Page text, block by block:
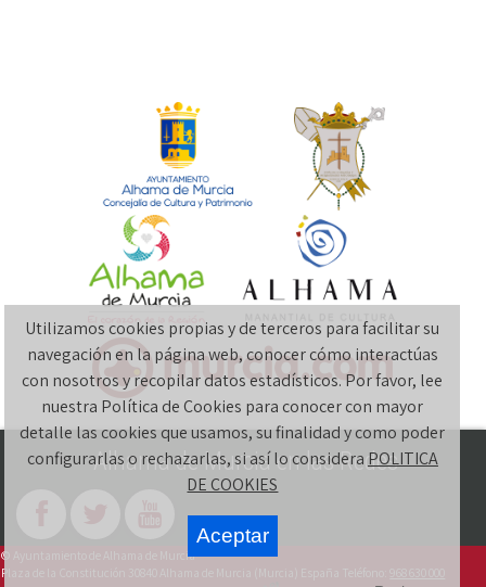
Alhama de Murcia en las Redes
©
Ayuntamiento de Alhama de Murcia
Plaza de la Constitución
Utilizamos cookies propias y de terceros para facilitar su
navegación en la página web, conocer cómo interactúas
con nosotros y recopilar datos estadísticos. Por favor, lee
nuestra Política de Cookies para conocer con mayor
detalle las cookies que usamos, su finalidad y como poder
configurarlas o rechazarlas, si así lo considera POLITICA
DE COOKIES
Aceptar